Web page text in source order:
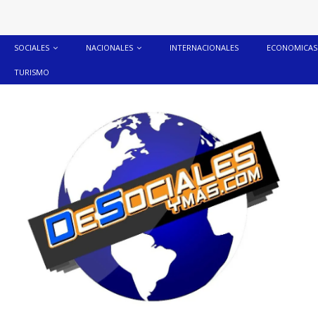
SOCIALES NACIONALES INTERNACIONALES ECONOMICAS
TURISMO